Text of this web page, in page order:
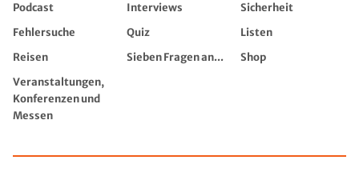
Podcast
Interviews
Sicherheit
Fehlersuche
Quiz
Listen
Reisen
Sieben Fragen an...
Shop
Veranstaltungen,
Konferenzen und
Messen